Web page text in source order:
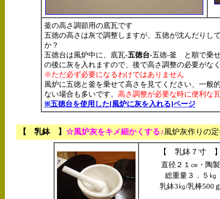
釜の高さ調節用の底瓦です
五徳の高さは灰で調整しますが、五徳が沈んだりし
か？
五徳台は風炉中に、底瓦-五徳台-五徳-釜 と順で乗
の後に灰を入れますので、後で高さ調整の必要がな
※ただ必ず必要になるわけではありません
風炉に五徳と釜を乗せて高さを見てください、一般
ない場合も多いです。 高さ調整が必要な時に便利な
※五徳台を使用した[風炉に灰を入れる]ページ
【 乳鉢 】 ☆風炉灰をキメ細かくする♪風炉灰作りの
【 乳鉢７寸
直径２１㎝・陶製
総重量３．５㎏
乳鉢3㎏/乳棒500